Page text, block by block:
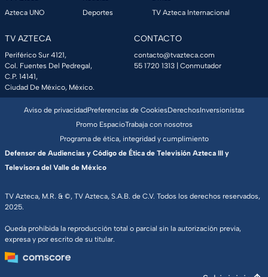
Azteca UNO
Deportes
TV Azteca Internacional
TV AZTECA
Periférico Sur 4121,
Col. Fuentes Del Pedregal,
C.P. 14141,
Ciudad De México, México.
CONTACTO
contacto@tvazteca.com
55 1720 1313 | Conmutador
TV Azteca, M.R. & ©, TV Azteca, S.A.B. de C.V. Todos los derechos reservados,
2025.
Queda prohibida la reproducción total o parcial sin la autorización previa,
expresa y por escrito de su titular.
Aviso de privacidadPreferencias de CookiesDerechosInversionistas
Promo EspacioTrabaja con nosotros
Programa de ética, integridad y cumplimiento
Defensor de Audiencias y Código de Ética de Televisión Azteca III y
Televisora del Valle de México